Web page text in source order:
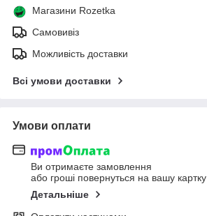
Магазини Rozetka
Самовивіз
Можливість доставки
Всі умови доставки
Умови оплати
Ви отримаєте замовлення
або гроші повернуться на вашу картку
Детальніше